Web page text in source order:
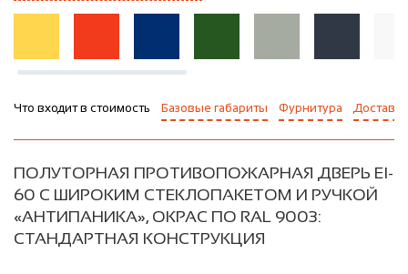
Что входит в стоимость Базовые габариты Фурнитура Доставка
ПОЛУТОРНАЯ ПРОТИВОПОЖАРНАЯ ДВЕРЬ EI-
60 С ШИРОКИМ СТЕКЛОПАКЕТОМ И РУЧКОЙ
«АНТИПАНИКА», ОКРАС ПО RAL 9003:
СТАНДАРТНАЯ КОНСТРУКЦИЯ